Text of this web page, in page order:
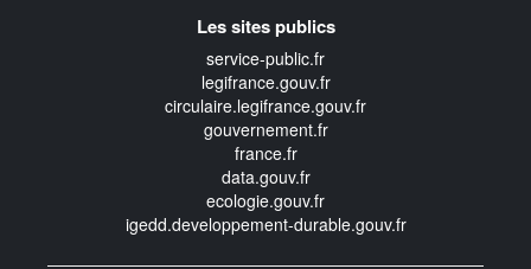
Les sites publics
service-public.fr
legifrance.gouv.fr
circulaire.legifrance.gouv.fr
gouvernement.fr
france.fr
data.gouv.fr
ecologie.gouv.fr
igedd.developpement-durable.gouv.fr